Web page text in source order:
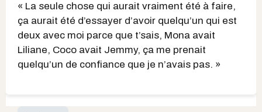
« La seule chose qui aurait vraiment été à faire,
ça aurait été d’essayer d’avoir quelqu’un qui est
deux avec moi parce que t’sais, Mona avait
Liliane, Coco avait Jemmy, ça me prenait
quelqu’un de confiance que je n’avais pas. »